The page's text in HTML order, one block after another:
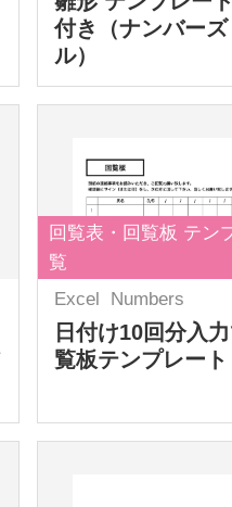
付き（ナンバー
ル）
回覧表・回覧板 テン
覧
Excel
Numbers
日付け10回分入
覧板テンプレー